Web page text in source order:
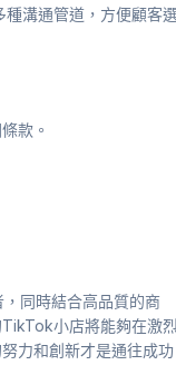
種溝通管道，方便顧客
款。
同時結合高品質的商
小店將能夠在激烈
力和創新才是通往成功